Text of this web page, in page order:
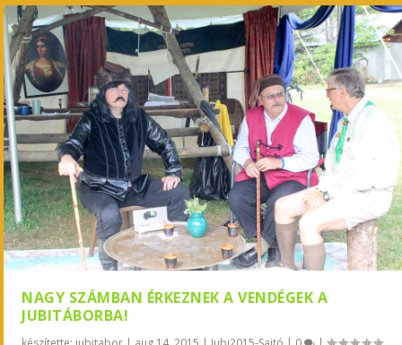
NAGY SZÁMBAN ÉRKEZNEK A VENDÉGEK A
JUBITÁBORBA!